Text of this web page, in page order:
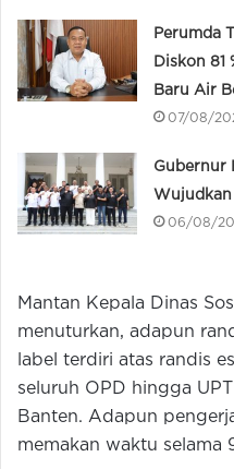
Perumda
Diskon 81
Baru Air
07/08/
Gubernur
Wujudkan
06/08/
Mantan Kepala Dinas
menuturkan, adapun
label terdiri atas randis
seluruh OPD hingga
Banten. Adapun
memakan waktu selama